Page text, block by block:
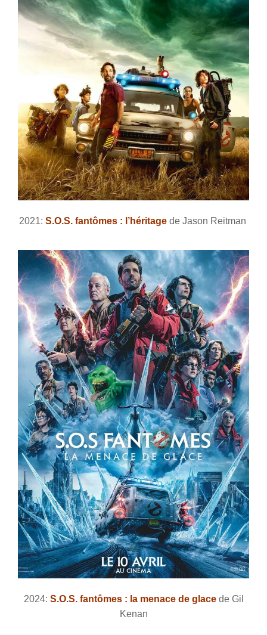
2021: S.O.S. fantômes : l’héritage de Jason Reitman
2024: S.O.S. fantômes : la menace de glacede Gil
Kenan